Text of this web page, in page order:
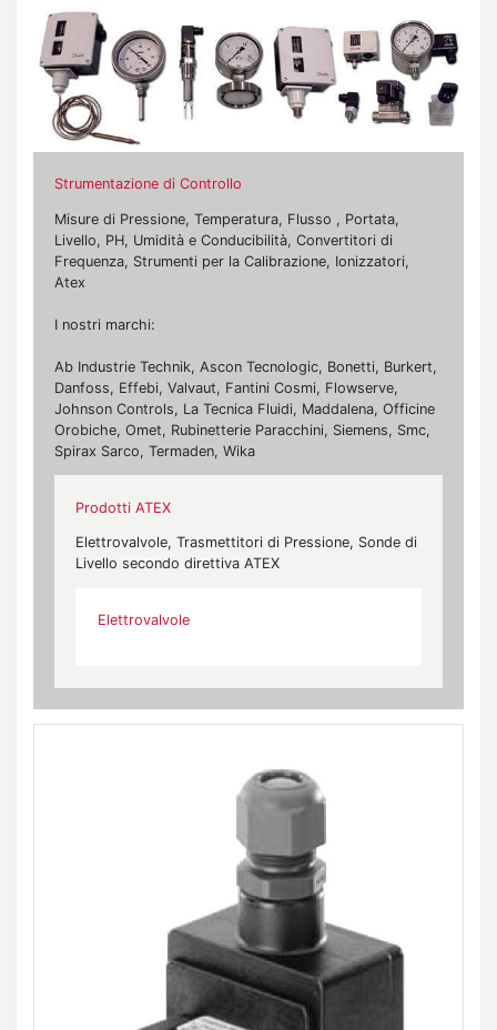
Strumentazione di Controllo
Misure di Pressione, Temperatura, Flusso , Portata,
Livello, PH, Umidità e Conducibilità, Convertitori di
Frequenza, Strumenti per la Calibrazione, Ionizzatori,
Atex
I nostri marchi:
Ab Industrie Technik, Ascon Tecnologic, Bonetti, Burkert,
Danfoss, Effebi, Valvaut, Fantini Cosmi, Flowserve,
Johnson Controls, La Tecnica Fluidi, Maddalena, Officine
Orobiche, Omet, Rubinetterie Paracchini, Siemens, Smc,
Spirax Sarco, Termaden, Wika
Prodotti ATEX
Elettrovalvole, Trasmettitori di Pressione, Sonde di
Livello secondo direttiva ATEX
Elettrovalvole